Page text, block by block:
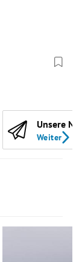
Unsere
Weiter